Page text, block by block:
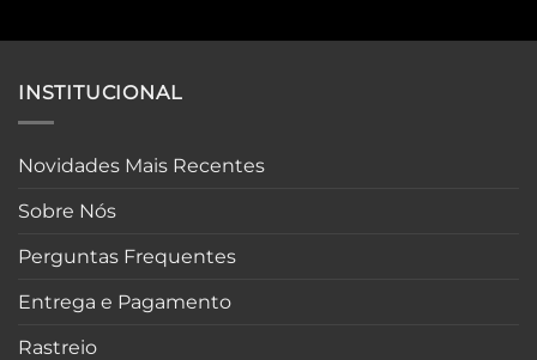
INSTITUCIONAL
Novidades Mais Recentes
Sobre Nós
Perguntas Frequentes
Entrega e Pagamento
Rastreio